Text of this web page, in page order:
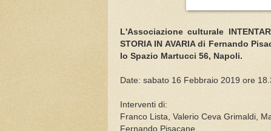
L'Associazione culturale
STORIA IN AVARIA di Fernando
lo Spazio Martucci 56, Napoli.
Date: sabato 16 Febbraio 2019 ore
Interventi di:
Franco Lista, Valerio Ceva Grimaldi,
Fernando Pisacane,